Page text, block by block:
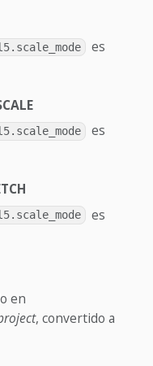
es
es
es
en
, convertido a